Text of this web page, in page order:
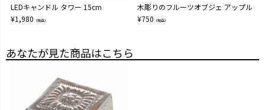
LEDキャンドル タワー 15cm
¥1,980 （税込）
木彫りのフルーツオブジェ アップル
¥750 （税込）
あなたが見た商品はこちら